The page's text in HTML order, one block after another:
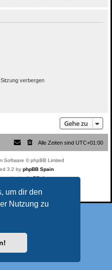
um dir den
Nutzung zu
verbergen
Gehe zu
Alle Zeiten sind UTC+01:00
Software © phpBB Limited
3.2 by phpBB Spain
durchphpBB.de